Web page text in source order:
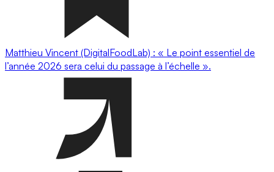
Matthieu Vincent (DigitalFoodLab) : « Le point essentiel de
l’année 2026 sera celui du passage à l’échelle ».